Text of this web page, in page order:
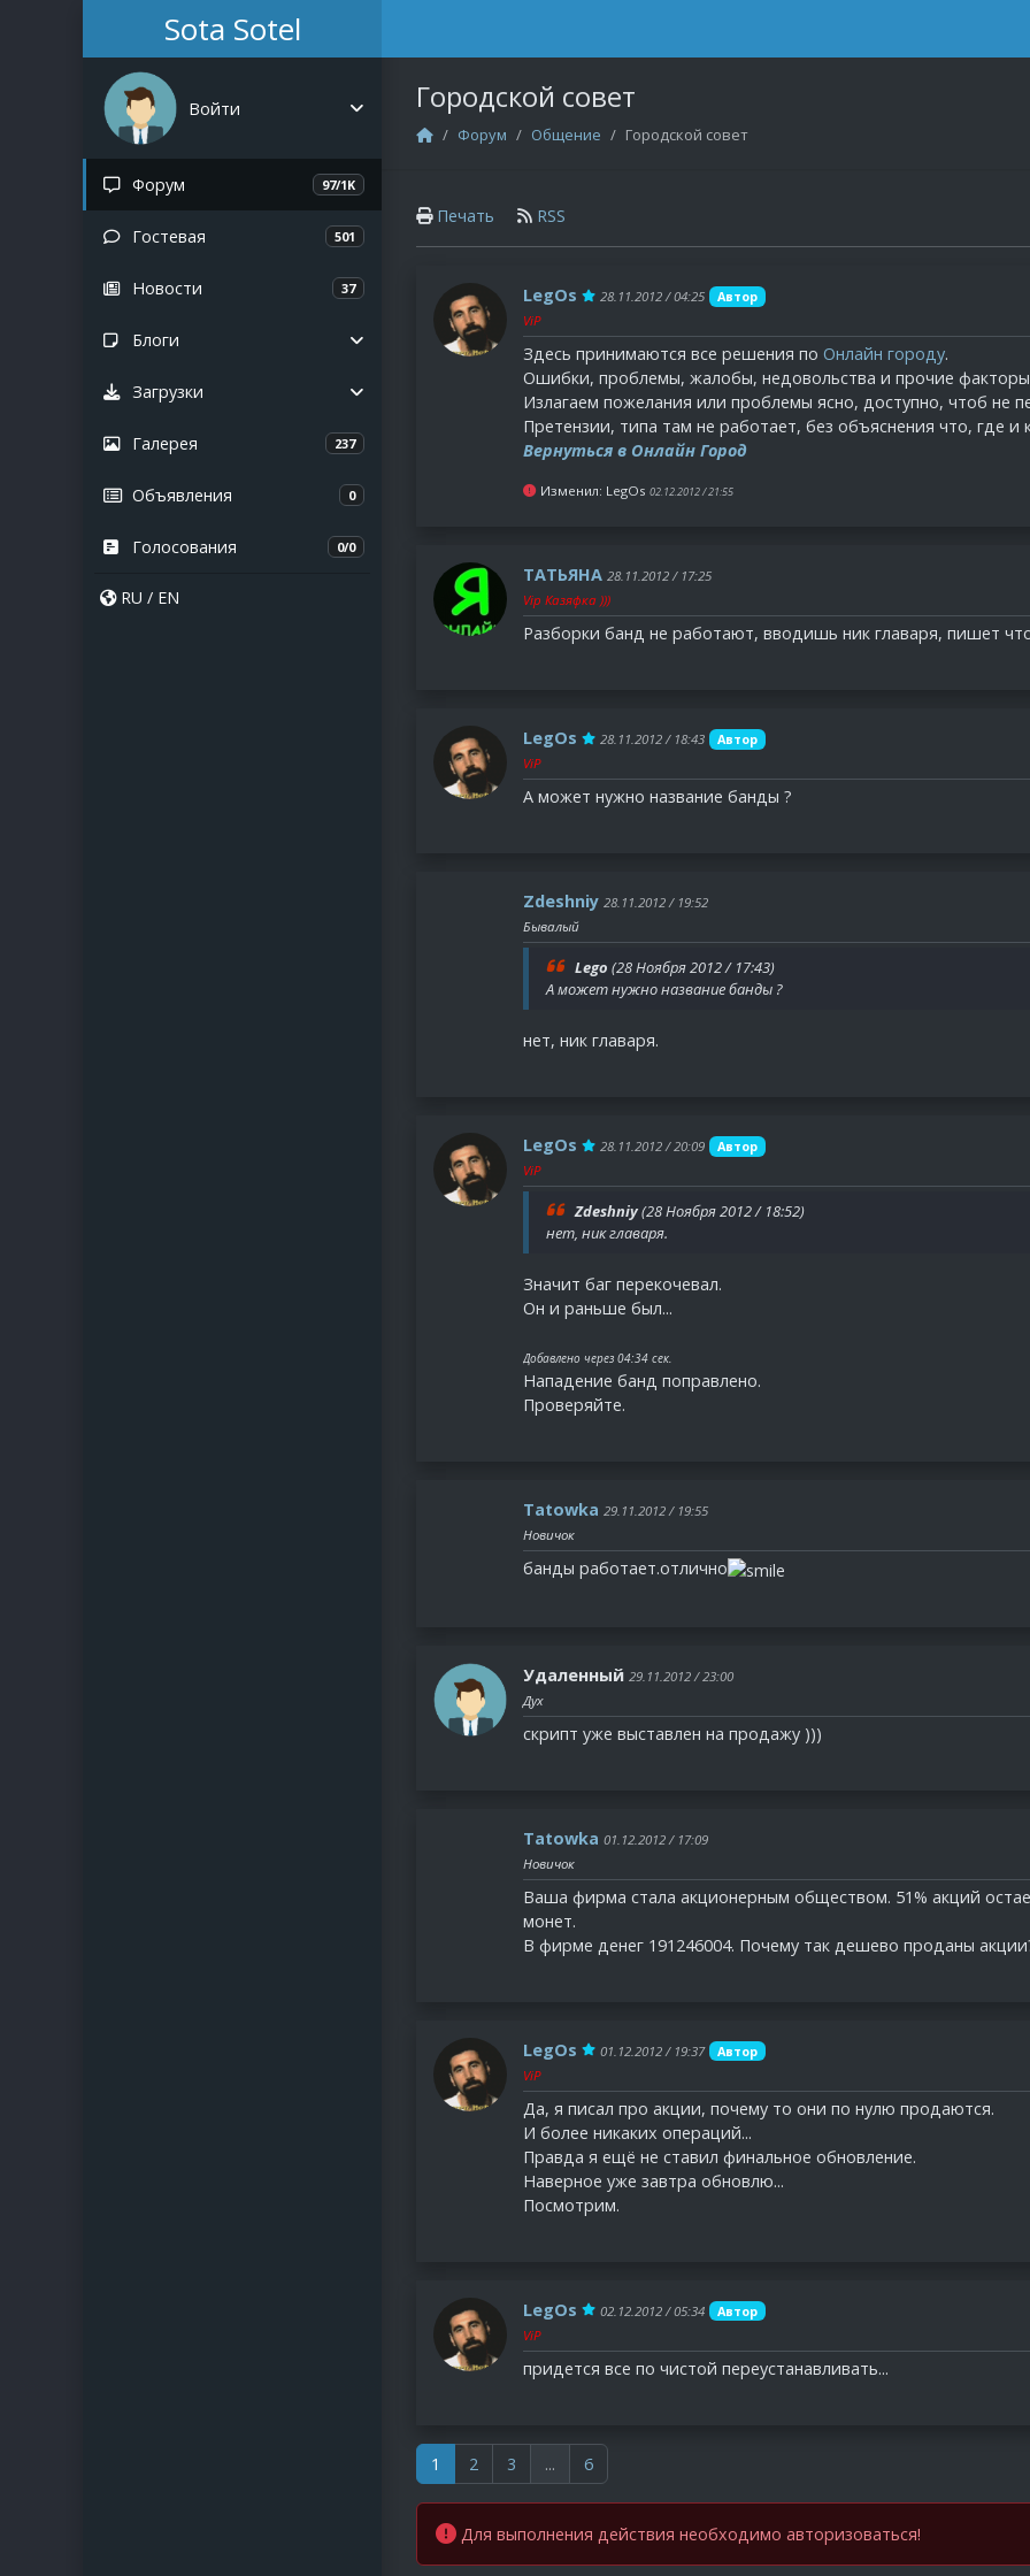
Sota Sotel
Войти
Авторизация
Форум 97/1K
Гостевая 501
Новости 37
Блоги
Список разделов
Новые статьи
Новые комментарии
Загрузки
Список разделов
Новые комментарии
Галерея 237
Объявления 0
Голосования 0/0
RU / EN
Городской совет
Форум Общение Городской совет
Печать RSS
LegOs 28.11.2012 / 04:25
Автор
ViP
Здесь принимаются все решения по Онлайн городу.
Ошибки, проблемы, жалобы, недовольства и прочие
Излагаем пожелания или проблемы ясно, доступно, чтоб не
Претензии, типа там не работает, без объяснения что, где и
Вернуться в Онлайн Город
Изменил: LegOs 02.12.2012 / 21:55
ТAТЬЯНA 28.11.2012 / 17:25
Vip Казяфка )))
Разборки банд не работают, вводишь ник главаря, пишет
LegOs 28.11.2012 / 18:43
Автор
ViP
А может нужно название банды ?
Zdeshniy 28.11.2012 / 19:52
Бывалый
Lego (28 Ноября 2012 / 17:43)
А может нужно название банды ?
нет, ник главаря.
LegOs 28.11.2012 / 20:09
Автор
ViP
Zdeshniy(28 Ноября 2012 / 18:52)
нет, ник главаря.
Значит баг перекочевал.
Он и раньше был...
Добавлено через 04:34 сек.
Нападение банд поправлено.
Проверяйте.
Tatowka 29.11.2012 / 19:55
Новичок
банды работает.отлично
Удаленный 29.11.2012 / 23:00
Дух
скрипт уже выставлен на продажу )))
Tatowka 01.12.2012 / 17:09
Новичок
Ваша фирма стала акционерным обществом. 51% акций
монет.
В фирме денег 191246004. Почему так дешево проданы
LegOs 01.12.2012 / 19:37
Автор
ViP
Да, я писал про акции, почему то они по нулю продаются.
И более никаких операций...
Правда я ещё не ставил финальное обновление.
Наверное уже завтра обновлю...
Посмотрим.
LegOs 02.12.2012 / 05:34
Автор
ViP
придется все по чистой переустанавливать...
1 2 3 ... 6
Для выполнения действия необходимо авторизоваться!